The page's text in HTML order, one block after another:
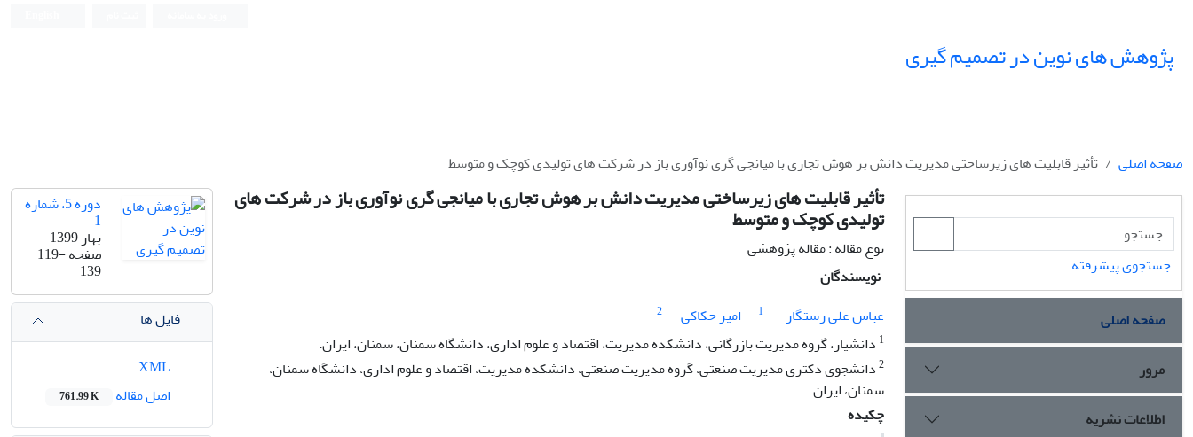
پژوهش های نوین در تصمیم گیری
صفحه اصلی تأثیر قابلیت های زیرساختی مدیریت دانش بر هوش تجاری با میانجی گری نوآوری باز در شرکت های تولیدی کوچک و متوسط
تأثیر قابلیت های زیرساختی مدیریت دانش بر هوش تجاری با میانجی گری نوآوری باز در شرکت های
تولیدی کوچک و متوسط
نوع مقاله : مقاله پژوهشی
نویسندگان
عباس علی رستگار
1 امیر حکاکی
2
1 دانشیار، گروه مدیریت بازرگانی، دانشکده مدیریت، اقتصاد و علوم اداری، دانشگاه سمنان، سمنان، ایران.
2دانشجوی دکتری مدیریت صنعتی، گروه مدیریت صنعتی، دانشکده مدیریت، اقتصاد و علوم اداری، دانشگاه سمنان،
سمنان، ایران.
چکیده
دوره 5، شماره
1
بهار 1399
صفحه119-
139
فایل ها
اصل مقاله
761.99 K
جستجوی پیشرفته
صفحه اصلی
مرور
اطلاعات نشریه